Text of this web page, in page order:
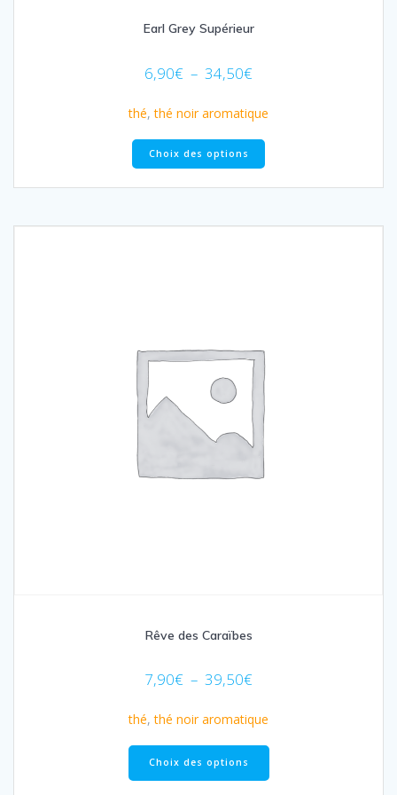
Earl Grey Supérieur
6,90€ – 34,50€
prix :
6,90€
34,50€
thé,thé noir aromatique
Choix des options
Ce
plusieurs
Les
page
du
produit
Rêve des Caraïbes
7,90€ – 39,50€
prix :
7,90€
thé,thé noir aromatique
Choix des options
Ce
a